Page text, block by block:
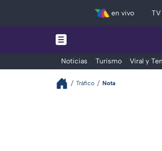
en vivo
Noticias Turismo Viral y
Tráfico Nota